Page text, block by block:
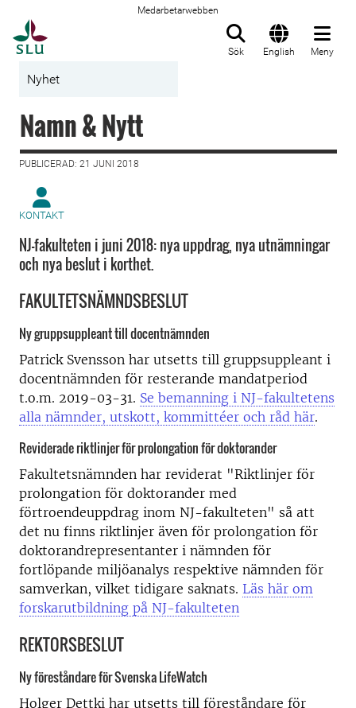
Medarbetarwebben
Sök English Meny
Nyhet
Namn & Nytt
PUBLICERAD: 21 JUNI 2018
KONTAKT
NJ-fakulteten i juni 2018: nya uppdrag, nya utnämningar
och nya beslut i korthet.
FAKULTETSNÄMNDSBESLUT
Ny gruppsuppleant till docentnämnden
Patrick Svensson har utsetts till gruppsuppleant i
docentnämnden för resterande mandatperiod
t.o.m. 2019-03-31. Se bemanning i NJ-fakultetens
alla nämnder, utskott, kommittéer och råd här.
Reviderade riktlinjer för prolongation för doktorander
Fakultetsnämnden har reviderat "Riktlinjer för
prolongation för doktorander med
förtroendeuppdrag inom NJ-fakulteten" så att
det nu finns riktlinjer även för prolongation för
doktorandrepresentanter i nämnden för
fortlöpande miljöanalys respektive nämnden för
samverkan, vilket tidigare saknats. Läs här om
forskarutbildning på NJ-fakulteten
REKTORSBESLUT
Ny föreståndare för Svenska LifeWatch
Holger Dettki har utsetts till föreståndare för